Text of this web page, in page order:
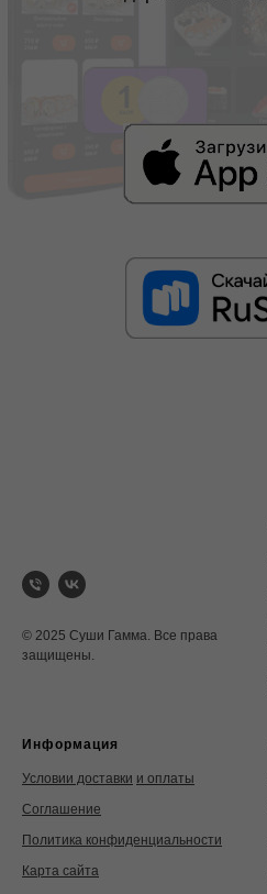
© 2025 Суши Гамма. Все права
защищены.
Информация
Условии доставки и оплаты
Соглашение
Политика конфиденциальности
Карта сайта